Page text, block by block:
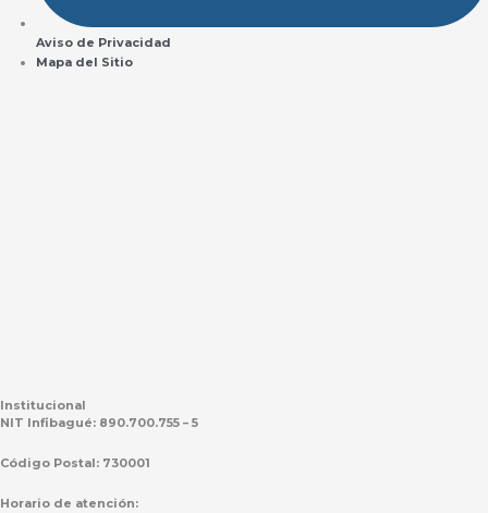
Aviso de Privacidad
Mapa del Sitio
Institucional
NIT Infibagué: 890.700.755 – 5
Código Postal: 730001
Horario de atención: